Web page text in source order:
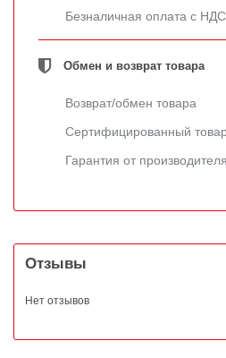
Безналичная оплата с НДС
Обмен и возврат товара
Возврат/обмен товара
Сертифицированный товар
Гарантия от производителя
Отзывы
Нет отзывов